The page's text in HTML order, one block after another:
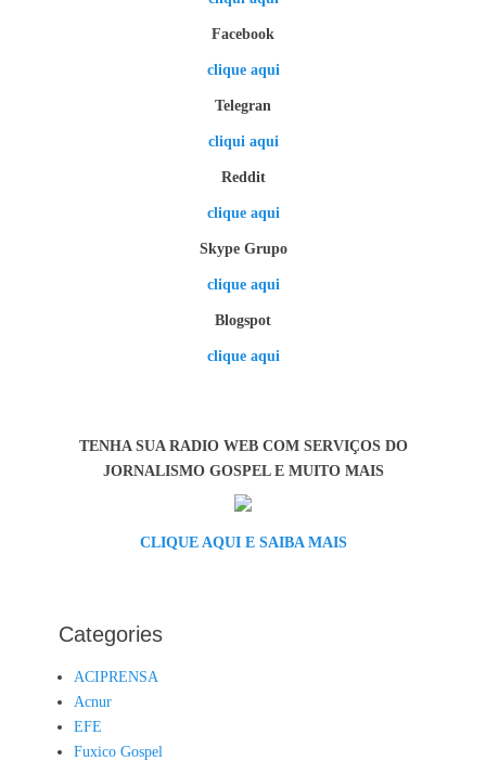
Facebook
clique aqui
Telegran
cliqui aqui
Reddit
clique aqui
Skype Grupo
clique aqui
Blogspot
clique aqui
TENHA SUA RADIO WEB COM SERVIÇOS DO
JORNALISMO GOSPEL E MUITO MAIS
CLIQUE AQUI E SAIBA MAIS
Categories
ACIPRENSA
Acnur
EFE
Fuxico Gospel